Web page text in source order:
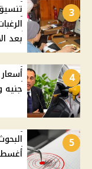
3
بعد
4
جنيه
5